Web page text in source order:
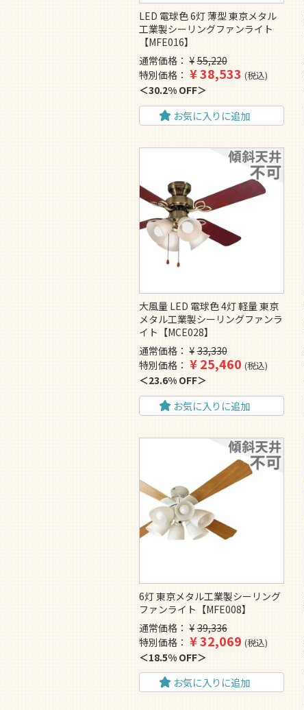
LED 電球色 6灯 薄型 東京メタル
工業製シーリングファンライト
【MFE016】
通常価格
¥ 55,220
特別価格
¥38,533 税込
30.2% OFF
お気に入りに追加
大風量 LED 電球色 4灯 軽量 東京
メタル工業製シーリングファンラ
イト【MCE028】
通常価格
¥ 33,330
特別価格
¥ 25,460 税込
23.6% OFF
お気に入りに追加
6灯 東京メタル工業製シーリング
ファンライト【MFE008】
通常価格
¥ 39,336
特別価格
¥32,069 税込
18.5% OFF
お気に入りに追加